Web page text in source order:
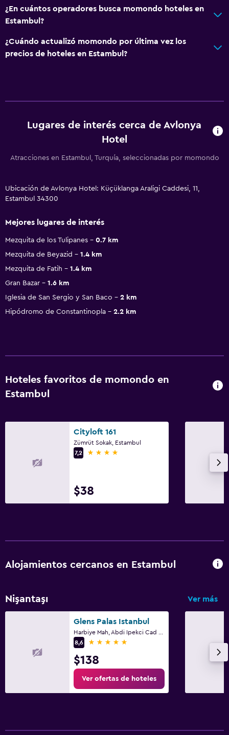
¿En cuántos operadores busca momondo hoteles en
Estambul?
¿Cuándo actualizó momondo por última vez los
precios de hoteles en Estambul?
Lugares de interés cerca de Avlonya
Hotel
Atracciones en Estambul, Turquía, seleccionadas por momondo
Ubicación de Avlonya Hotel: Küçüklanga Araligi Caddesi, 11,
Estambul 34300
Mejores lugares de interés
Mezquita de los Tulipanes
0.7 km
Mezquita de Beyazid
1.4 km
Mezquita de Fatih
1.4 km
Gran Bazar
1.6 km
Iglesia de San Sergio y San Baco
2 km
Hipódromo de Constantinopla
2.2 km
Hoteles favoritos de momondo en
Estambul
Cityloft 161
Zümrüt Sokak, Estambul
7,2
4 estrellas
$38
Alojamientos cercanos en Estambul
Nişantaşı Ver más
Glens Palas Istanbul
8,6
5 estrellas
$138
Ver ofertas de hoteles